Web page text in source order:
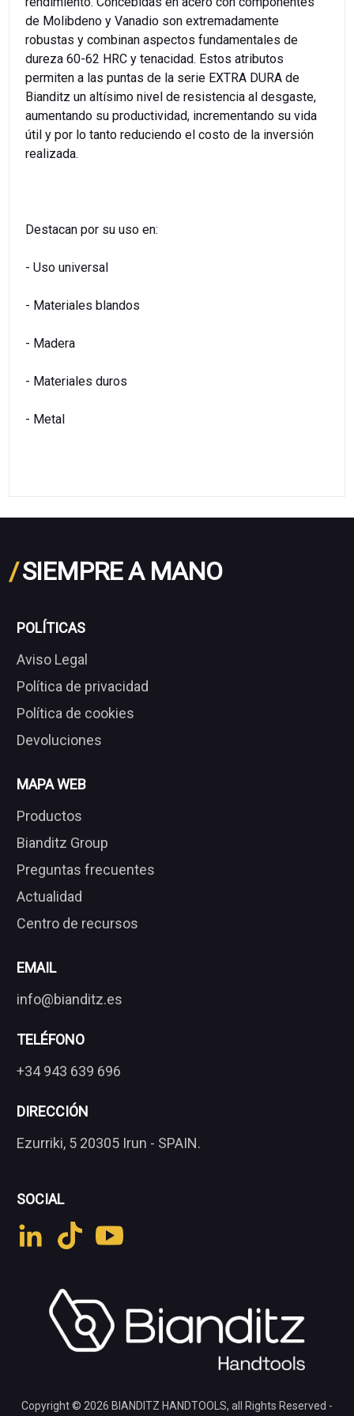
de Molibdeno y Vanadio son extremadamente
robustas y combinan aspectos fundamentales de
dureza 60-62 HRC y tenacidad. Estos atributos
permiten a las puntas de la serie EXTRA DURA de
Bianditz un altísimo nivel de resistencia al desgaste,
aumentando su productividad, incrementando su vida
útil y por lo tanto reduciendo el costo de la inversión
realizada.
Destacan por su uso en:
- Uso universal
- Materiales blandos
- Madera
- Materiales duros
- Metal
/SIEMPRE A MANO
POLÍTICAS
Aviso Legal
Política de privacidad
Política de cookies
Devoluciones
MAPA WEB
Productos
Bianditz Group
Preguntas frecuentes
Actualidad
Centro de recursos
EMAIL
info@bianditz.es
TELÉFONO
+34 943 639 696
DIRECCIÓN
Ezurriki, 5 20305 Irun - SPAIN.
SOCIAL
Copyright © 2026 BIANDITZ HANDTOOLS, all Rights Reserved -